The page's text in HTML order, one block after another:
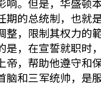
期的总统制，也就
整，限制其权力的
是，在宣誓就职时
帝，帮助他遵守和
脑和三军统帅，是